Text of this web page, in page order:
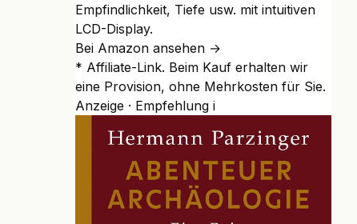
Empfindlichkeit, Tiefe usw. mit intuitiven
LCD-Display.
Bei Amazon ansehen →
* Affiliate-Link. Beim Kauf erhalten wir
eine Provision, ohne Mehrkosten für Sie.
Anzeige · Empfehlung i